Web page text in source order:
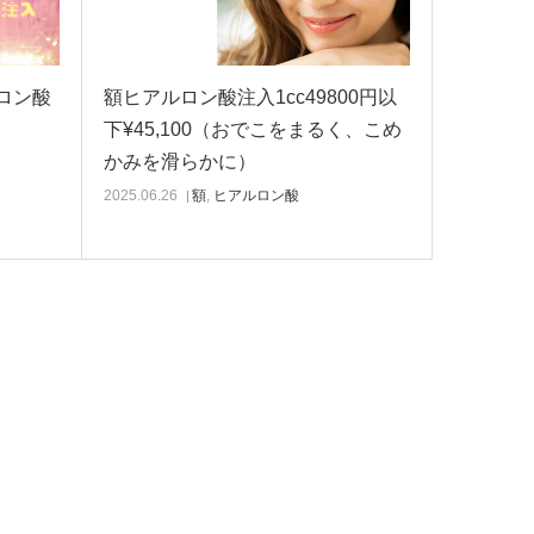
ン酸
額ヒアルロン酸注入1cc49800円以
下¥45,100（おでこをまるく、こめ
かみを滑らかに）
2025.06.26 額, ヒアルロン酸